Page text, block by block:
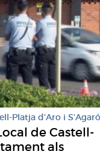
Platja d'Aro i S'Agaró
de Castell-
als